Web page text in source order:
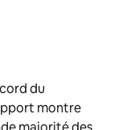
du
montre